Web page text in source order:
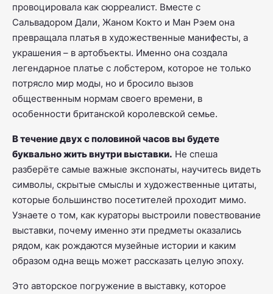
провоцировала как сюрреалист. Вместе с
Сальвадором Дали, Жаном Кокто и Ман Рэем она
превращала платья в художественные манифесты, а
украшения – в артобъекты. Именно она создала
легендарное платье с лобстером, которое не только
потрясло мир моды, но и бросило вызов
общественным нормам своего времени, в
особенности британской королевской семье.
В течение двух с половиной часов вы будете
буквально жить внутри выставки. Не спеша
разберёте самые важные экспонаты, научитесь видеть
символы, скрытые смыслы и художественные цитаты,
которые большинство посетителей проходит мимо.
Узнаете о том, как кураторы выстроили повествование
выставки, почему именно эти предметы оказались
рядом, как рождаются музейные истории и каким
образом одна вещь может рассказать целую эпоху.
Это авторское погружение в выставку, которое